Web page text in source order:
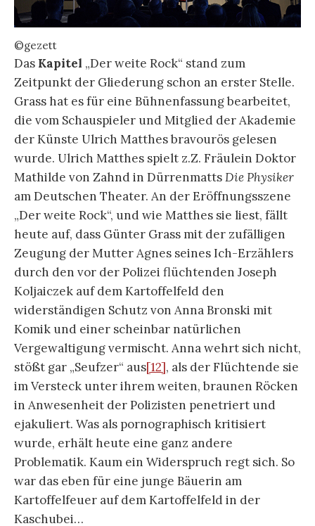
©gezett
Das Kapitel „Der weite Rock“ stand zum
Zeitpunkt der Gliederung schon an erster Stelle.
Grass hat es für eine Bühnenfassung bearbeitet,
die vom Schauspieler und Mitglied der Akademie
der Künste Ulrich Matthes bravourös gelesen
wurde. Ulrich Matthes spielt z.Z. Fräulein Doktor
Mathilde von Zahnd in DürrenmattsDie Physiker
am Deutschen Theater. An der Eröffnungsszene
„Der weite Rock“, und wie Matthes sie liest, fällt
heute auf, dass Günter Grass mit der zufälligen
Zeugung der Mutter Agnes seines Ich-Erzählers
durch den vor der Polizei flüchtenden Joseph
Koljaiczek auf dem Kartoffelfeld den
widerständigen Schutz von Anna Bronski mit
Komik und einer scheinbar natürlichen
Vergewaltigung vermischt. Anna wehrt sich nicht,
stößt gar „Seufzer“ aus[12], als der Flüchtende sie
im Versteck unter ihrem weiten, braunen Röcken
in Anwesenheit der Polizisten penetriert und
ejakuliert. Was als pornographisch kritisiert
wurde, erhält heute eine ganz andere
Problematik. Kaum ein Widerspruch regt sich. So
war das eben für eine junge Bäuerin am
Kartoffelfeuer auf dem Kartoffelfeld in der
Kaschubei…